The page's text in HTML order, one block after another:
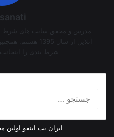
مدرس و محقق سایت های شرط
آنلاین از سال
شرط بندی را
ایران بت اینفو